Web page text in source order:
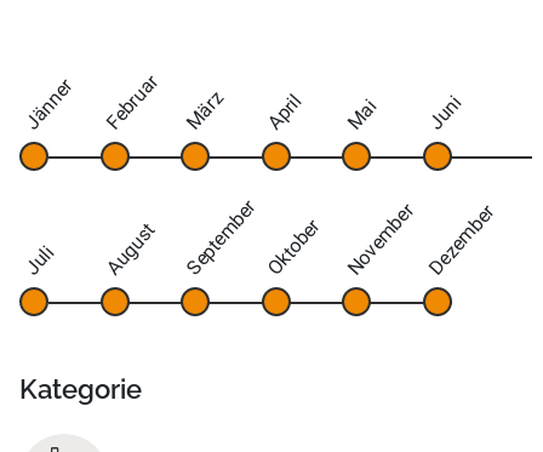
Jänner Februar März April Mai Juni
Juli August September Oktober November Dezember
Kategorie